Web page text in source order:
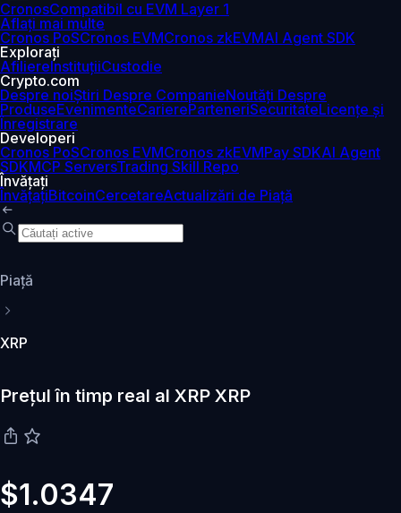
CronosCompatibil cu EVM Layer 1
Aflați mai multe
Cronos PoSCronos EVMCronos zkEVMAI Agent SDK
Explorați
AfiliereInstituțiiCustodie
Crypto.com
Despre noiȘtiri Despre CompanieNoutăți Despre
ProduseEvenimenteCariereParteneriSecuritateLicențe și
Înregistrare
Developeri
Cronos PoSCronos EVMCronos zkEVMPay SDKAI Agent
SDKMCP ServersTrading Skill Repo
Învățați
ÎnvățațiBitcoinCercetareActualizări de Piață
Piaţă
XRP
Prețul în timp real al XRP XRP
$1.0347